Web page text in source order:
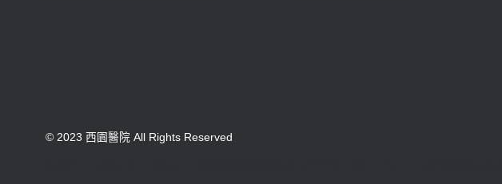
© 2023 西園醫院 All Rights Reserved